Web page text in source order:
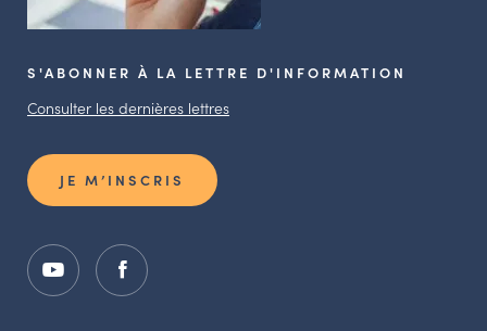
S'ABONNER À LA LETTRE D'INFORMATION
Consulter les dernières lettres
JE M’INSCRIS